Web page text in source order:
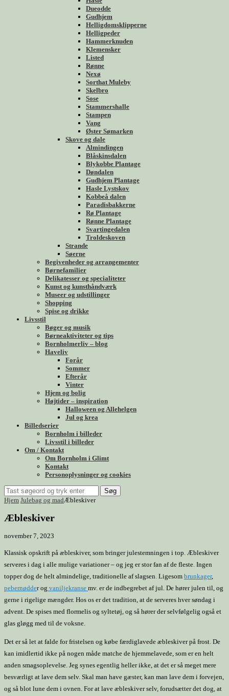
Dueodde
Gudhjem
Helligdomsklipperne
Helligpeder
Hammerknuden
Klemensker
Listed
Rønne
Nexø
Sorthat Muleby
Skelbro
Sose
Stammershalle
Stampen
Vang
Øster Sømarken
Skove og dale
Almindingen
Blåskinsdalen
Blykobbe Plantage
Døndalen
Gudhjem Plantage
Hasle Lystskov
Kobbeå dalen
Paradisbakkerne
Rø Plantage
Rønne Plantage
Svartingedalen
Troldeskoven
Strande
Søerne
Begivenheder og arrangementer
Børnefamilier
Delikatesser og specialiteter
Kunst og kunsthåndværk
Museer og udstillinger
Shopping
Spise og drikke
Livsstil
Bøger og musik
Børneaktiviteter og tips
Bornholmerliv – blog
Haveliv
Forår
Sommer
Efterår
Vinter
Hjem og bolig
Højtider – inspiration
Halloween og Allehelgen
Jul og krea
Billedserier
Bornholm i billeder
Livsstil i billeder
Om / Kontakt
Om Bornholm i Glimt
Kontakt
Personoplysninger og cookies
Søg
Hjem Julebag og madÆbleskiver
Æbleskiver
november 7, 2023
Klassisk opskrift på æbleskiver, som bringer julestemningen i top. Æbleskiver
serveres i dag i alle mulige variationer – og jeg er stor fan af de fleste. Ingen
topper dog de helt almindelige, traditionelle af slagsen. Ligesom brunkager,
pebernødder og vaniljekranse mv. er de indbegrebet af jul. De hører julen til, og
gerne i rigelige mængder. Hos os er det tradition, at de serveres hver søndag i
advent. De spises med flormelis og syltetøj, og så hører der selvfølgelig også et
glas gløgg med til de voksne.
Det er så let at falde for fristelsen og købe færdiglavede æbleskiver på frost. De
kan imidlertid ikke på nogen måde matche de hjemmelavede, som er en helt
anden smagsoplevelse. Jeg synes egentlig heller ikke, at det er så meget mere
besværligt at lave dem selv. Skal man have gæster, kan man lave dem i forvejen,
og så blot lune dem i ovnen. For at lave æbleskiver selv, forudsætter det dog, at